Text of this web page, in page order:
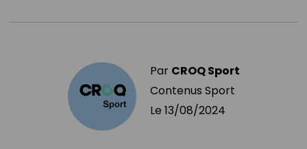
Par CROQ Sport
Contenus Sport
Le 13/08/2024